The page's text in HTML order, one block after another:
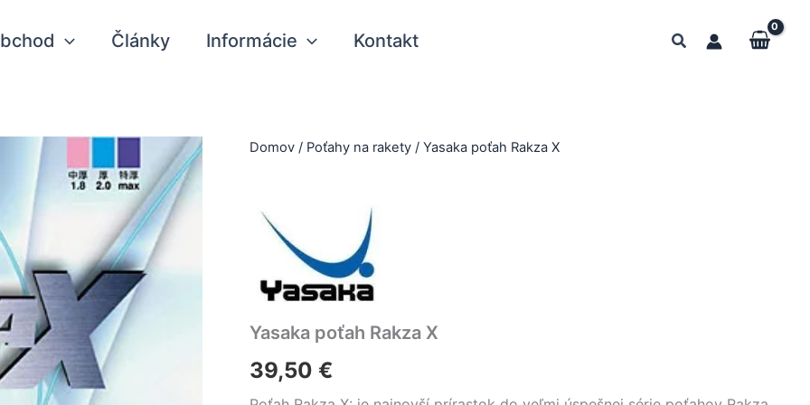
Články Informácie Kontakt
Domov / Poťahy na rakety / Yasaka poťah Rakza X
Yasaka poťah Rakza X
39,50€